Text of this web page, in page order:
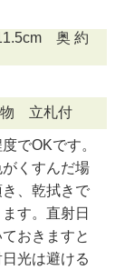
奥 約
立札付
でOKです。
くすんだ場
、乾拭きで
す。直射日
おきますと
光は避ける